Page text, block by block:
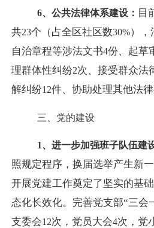
6、公共法律体系建设： 目
共23个（占全区社区数30%），
自治章程等涉法文书4份、起草
理群体性纠纷2次、接受群众法
解纠纷12件、协助处理其他法
三、党的建设
1、进一步加强班子队伍建设
照规定程序，换届选举产生新
开展党建工作奠定了坚实的基
态化长效化。完善党支部“三会
支委会12次，党员大会4次，党